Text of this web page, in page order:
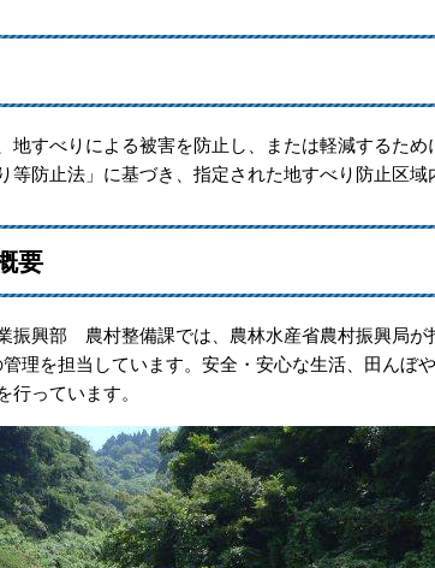
すべりによる被害を防止し、または軽減するため
等防止法」に基づき、指定された地すべり防止区
要
興部 農村整備課では、農林水産省農村振興局が
理を担当しています。安全・安心な生活、田んぼ
行っています。